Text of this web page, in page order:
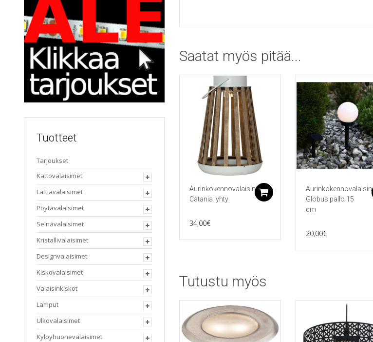
Saatat myös pitää...
Aurinkokennovalaisin
Catania lyhty
34,00€
Lisää ostoskoriin
Aurinkokennovalaisin
Globus pallo 15
cm
20,00€
Tutustu myös
Tuotteet
Tarjoukset
Kattovalaisimet
Lattiavalaisimet
Pöytävalaisimet
Seinävalaisimet
Kristallivalaisimet
Designvalaisimet
Kiskovalaisimet
Valaisinkiskot
Lamput
Ulkovalaisimet
Kylpyhuonevalaisimet